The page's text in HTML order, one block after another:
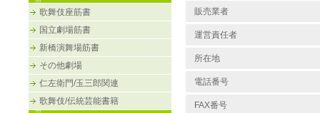
販売業者
運営責任者
所在地
電話番号
FAX番号
歌舞伎座筋書
国立劇場筋書
新橋演舞場筋書
その他劇場
仁左衛門/玉三郎関連
歌舞伎/伝統芸能書籍